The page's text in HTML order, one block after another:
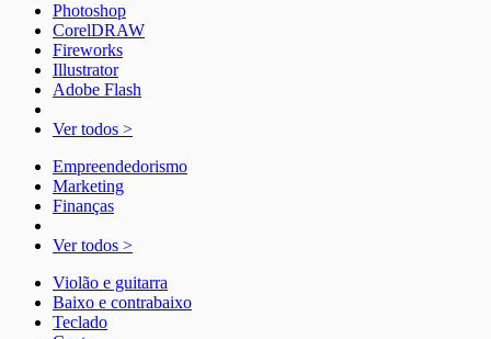
Photoshop
CorelDRAW
Fireworks
Illustrator
Adobe Flash
Ver todos >
Empreendedorismo
Marketing
Finanças
Ver todos >
Violão e guitarra
Baixo e contrabaixo
Teclado